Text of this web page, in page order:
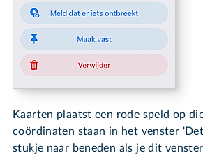
Kaarten plaatst een rode speld op
coördinaten staan in het venster
stukje naar beneden als je dit